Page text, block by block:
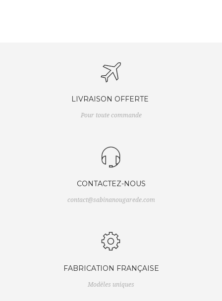
LIVRAISON OFFERTE
Pour toute commande
CONTACTEZ-NOUS
contact@sabinanougarede.com
FABRICATION FRANÇAISE
Modèles uniques